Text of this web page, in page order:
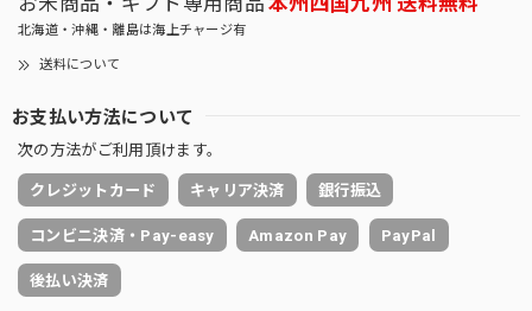
北海道・沖縄・離島は海上チャージ有
送料について
お支払い方法について
次の方法がご利用頂けます。
クレジットカード キャリア決済 銀行振込
コンビニ決済・Pay-easy Amazon Pay PayPal
後払い決済